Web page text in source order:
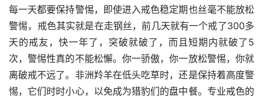
每一天都要保持警惕，即使进入戒色稳定期也丝毫不能放松
警惕，戒色其实就是在走钢丝，前几天就有一个戒了300多
天的戒友，快一年了，突破就破了，而且短期内就破了5
次，警惕性真的不能松懈。你一骄傲，你一放松警惕，你就
离破戒不远了。非洲羚羊在低头吃草时，还是保持着高度警
惕，它们时时小心，以免成为猎豹们的盘中餐。专业戒色的